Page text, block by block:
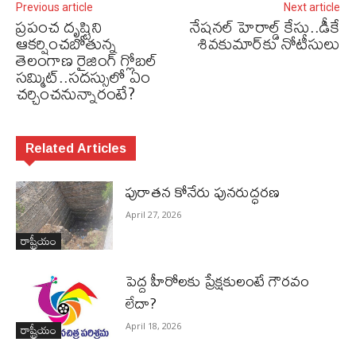
Previous article
ప్రపంచ దృష్టిని
ఆకర్షించబోతున్న
తెలంగాణ రైజింగ్ గ్లోబల్‌
సమ్మిట్‌..సదస్సులో ఏం
చర్చించనున్నారంటే?
Next article
నేషనల్ హెరాల్డ్ కేసు..డీకే
శివకుమార్‌కు నోటీసులు
Related Articles
రాష్ట్రీయం
పురాత‌న కోనేరు పున‌రుద్ధ‌ర‌ణ
April 27, 2026
రాష్ట్రీయం
పెద్ద హీరోల‌కు ప్రేక్ష‌కులంటే గౌర‌వం
లేదా?
April 18, 2026